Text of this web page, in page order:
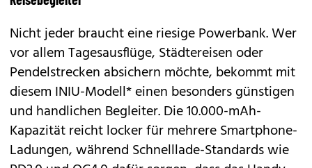
Nicht jeder braucht eine riesige Powerbank. Wer
vor allem Tagesausflüge, Städtereisen oder
Pendelstrecken absichern möchte, bekommt mit
diesem INIU-Modell* einen besonders günstigen
und handlichen Begleiter. Die 10.000-mAh-
Kapazität reicht locker für mehrere Smartphone-
Ladungen, während Schnelllade-Standards wie